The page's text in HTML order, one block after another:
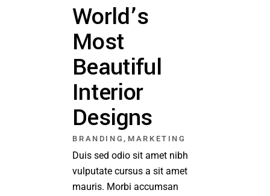
World’s
Most
Beautiful
Interior
Designs
BRANDING , MARKETING
Duis sed odio sit amet nibh
vulputate cursus a sit amet
mauris. Morbi accumsan